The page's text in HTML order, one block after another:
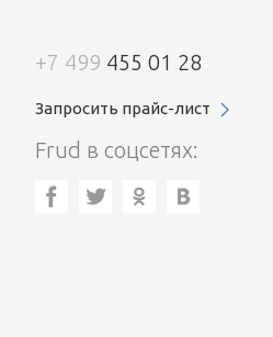
+7 499 455 01 28
Запросить прайс-лист
Frud в соцсетях: